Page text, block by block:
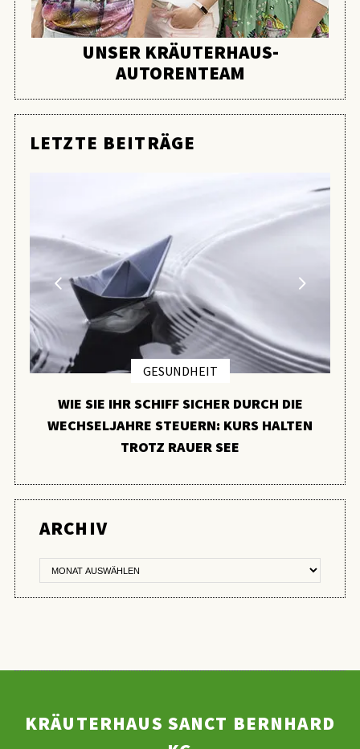
UNSER KRÄUTERHAUS-
AUTORENTEAM
LETZTE BEITRÄGE
GESUNDHEIT
WIE SIE IHR SCHIFF SICHER DURCH DIE
WECHSELJAHRE STEUERN: KURS HALTEN
TROTZ RAUER SEE
ARCHIV
KRÄUTERHAUS SANCT BERNHARD